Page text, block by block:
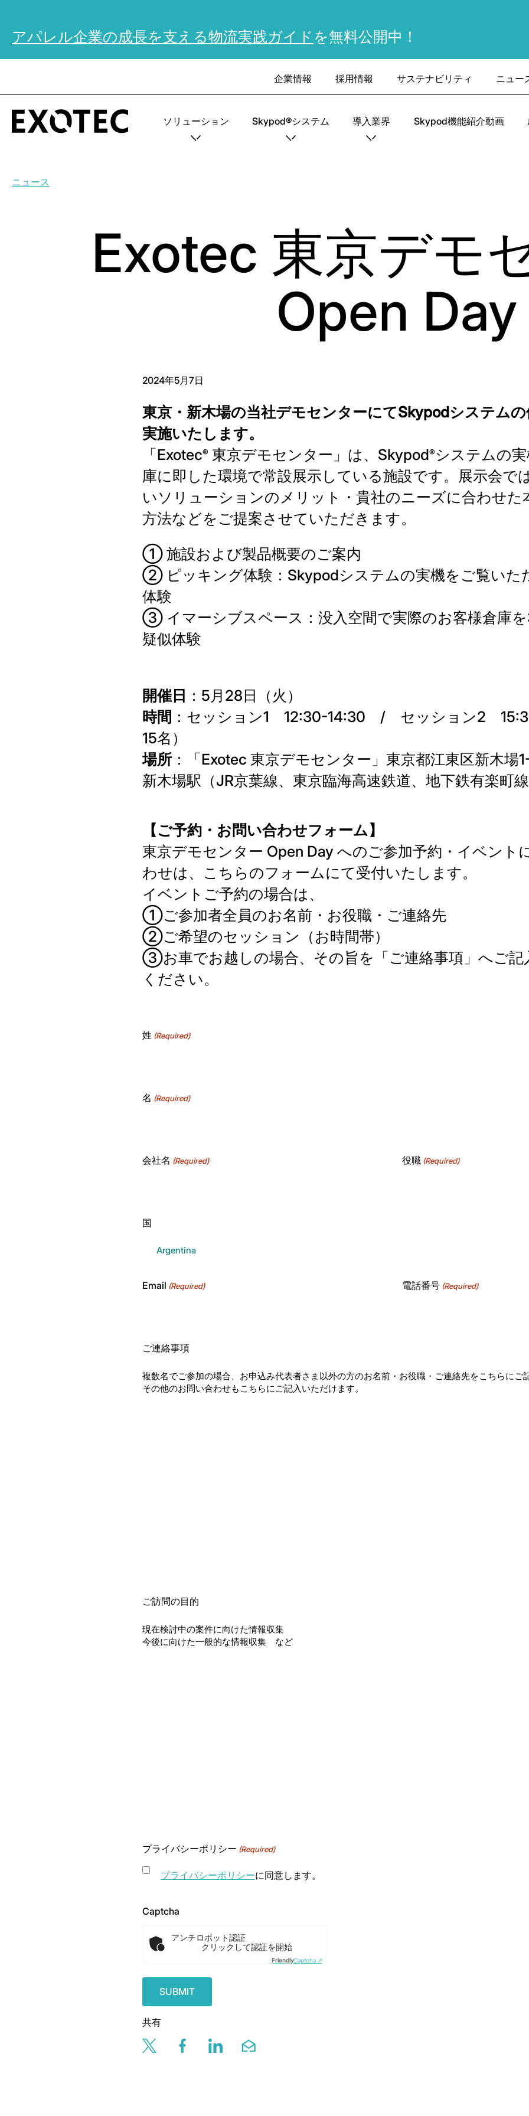
アパレル企業の成長を支える物流実践ガイド を無料公開中！
企業情報 採用情報 サステナビリティ ニュー
ソリューション Skypod®システム 導入業界 Skypod機能紹介動画
ニュース
Exotec 東京デモ
Open Day
2024年5月7日
東京・新木場の当社デモセンターにてSkypodシステム
実施いたします。
「Exotec® 東京デモセンター」は、Skypod®システムの
庫に即した環境で常設展示している施設です。展示会で
いソリューションのメリット・貴社のニーズに合わせた
方法などをご提案させていただきます。
① 施設および製品概要のご案内
② ピッキング体験：Skypodシステムの実機をご覧いた
体験
③ イマーシブスペース：没入空間で実際のお客様倉庫を
疑似体験
開催日 ：5月28日（火）
時間 ：セッション1 12:30-14:30 / セッション2
15名）
場所：「Exotec 東京デモセンター」東京都江東区新木場
新木場駅（JR京葉線、東京臨海高速鉄道、地下鉄有楽町
【ご予約・お問い合わせフォーム】
東京デモセンター Open Day へのご参加予約・イベント
わせは、こちらのフォームにて受付いたします。
イベントご予約の場合は、
①ご参加者全員のお名前・お役職・ご連絡先
②ご希望のセッション（お時間帯）
③お車でお越しの場合、その旨を「ご連絡事項」へご記
ください。
姓 (Required)
名 (Required)
会社名 (Required) 役職 (Required)
国
Email (Required) 電話番号 (Required)
ご連絡事項
複数名でご参加の場合、お申込み代表者さま以外の方のお名前・お役職・ご連絡先をこちらにご
その他のお問い合わせもこちらにご記入いただけます。
ご訪問の目的
現在検討中の案件に向けた情報収集
今後に向けた一般的な情報収集 など
プライバシーポリシー (Required)
プライバシーポリシーに同意します。
Captcha
アンチロボット認証
クリックして認証を開始
FriendlyCaptcha ⇗
共有
Share this page via twitter
Share this page via facebook
Share this page via linkedin
Share this page via email